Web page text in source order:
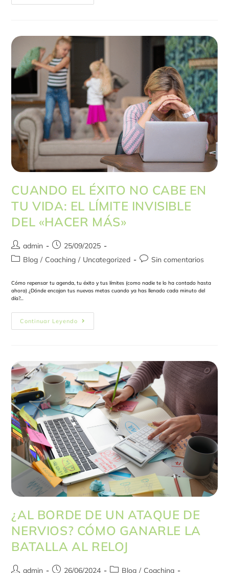
CUANDO EL ÉXITO NO CABE EN
TU VIDA: EL LÍMITE INVISIBLE
DEL «HACER MÁS»
admin
25/09/2025
Blog / Coaching / Uncategorized Sin comentarios
Cómo repensar tu agenda, tu éxito y tus límites (como nadie te lo ha contado hasta
ahora) ¿Dónde encajan tus nuevas metas cuando ya has llenado cada minuto del
día?…
Continuar Leyendo
¿AL BORDE DE UN ATAQUE DE
NERVIOS? CÓMO GANARLE LA
BATALLA AL RELOJ
admin 26/06/2024 Blog / Coaching